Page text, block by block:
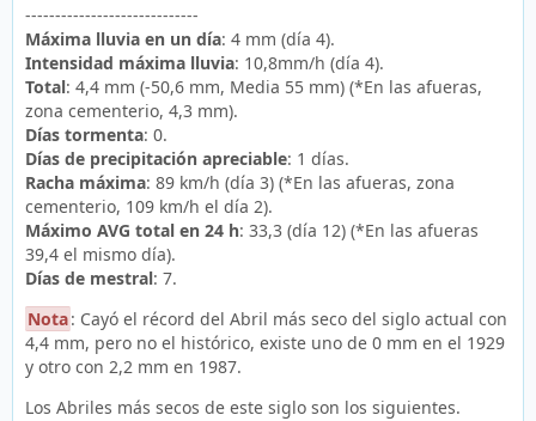
-----------------------------
Máxima lluvia en un día: 4 mm (día 4).
Intensidad máxima lluvia: 10,8mm/h (día 4).
Total: 4,4 mm (-50,6 mm, Media 55 mm) (*En las afueras,
zona cementerio, 4,3 mm).
Días tormenta: 0.
Días de precipitación apreciable: 1 días.
Racha máxima: 89 km/h (día 3) (*En las afueras, zona
cementerio, 109 km/h el día 2).
Máximo AVG total en 24 h: 33,3 (día 12) (*En las afueras
39,4 el mismo día).
Días de mestral: 7.
Nota: Cayó el récord del Abril más seco del siglo actual con
4,4 mm, pero no el histórico, existe uno de 0 mm en el 1929
y otro con 2,2 mm en 1987.
Los Abriles más secos de este siglo son los siguientes.